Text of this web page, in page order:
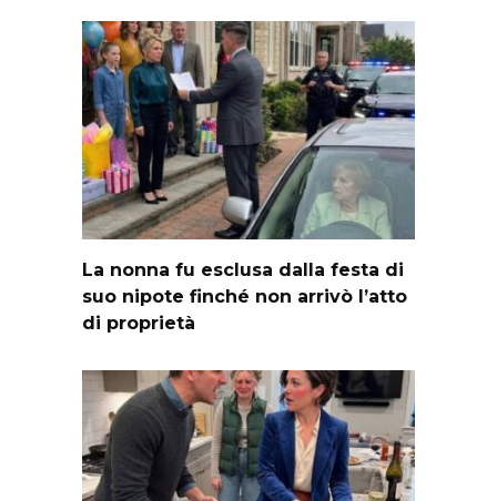
La nonna fu esclusa dalla festa di
suo nipote finché non arrivò l’atto
di proprietà